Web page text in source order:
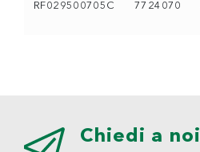
RF029500705C 7724070
Chiedi a noi